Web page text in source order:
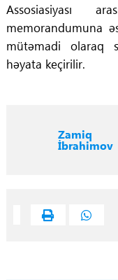
Assosiasiyası
memorandumuna
mütəmadi olaraq
həyata keçirilir.
Zamiq
İbrahimov